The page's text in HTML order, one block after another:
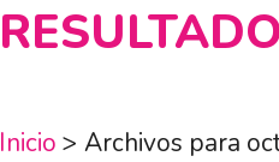
Inicio > Archivos para